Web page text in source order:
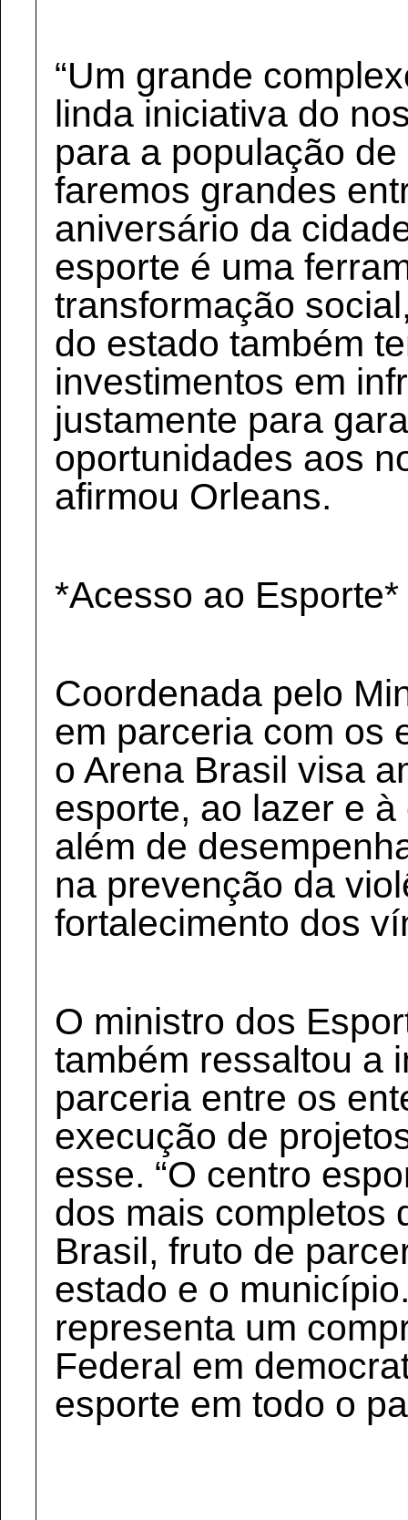
“Um grande
linda iniciativa do
para a população
faremos grandes
aniversário da
esporte é uma
transformação
do estado também
investimentos em
justamente para
oportunidades aos
afirmou Orleans.
*Acesso ao Esporte*
Coordenada pelo
em parceria com os
o Arena Brasil visa
esporte, ao lazer e
além de
na prevenção da
fortalecimento dos
O ministro dos
também ressaltou a
parceria entre os
execução de
esse. “O centro
dos mais completos
Brasil, fruto de
estado e o
representa um
Federal em
esporte em todo o